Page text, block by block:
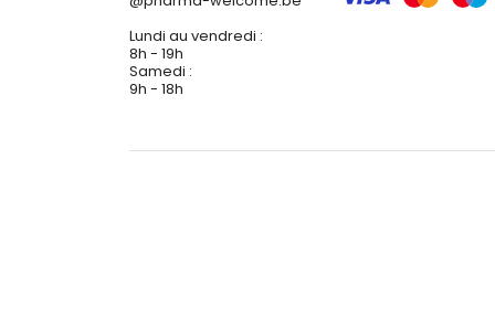
Lundi au vendredi :
8h - 19h
Samedi :
9h - 18h